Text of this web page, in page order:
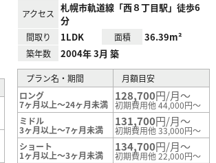
アクセス
札幌市軌道線「西８丁目駅」徒歩6
分
間取り 1LDK 面積 36.39m²
築年数 2004年 3月 築
プラン名・期間
月額目安
ロング
7ヶ月以上～24ヶ月未満
128,700円/月～
初期費用他 44,000円～
ミドル
3ヶ月以上～7ヶ月未満
131,700円/月～
初期費用他 33,000円～
ショート
1ヶ月以上～3ヶ月未満
134,700円/月～
初期費用他 22,000円～